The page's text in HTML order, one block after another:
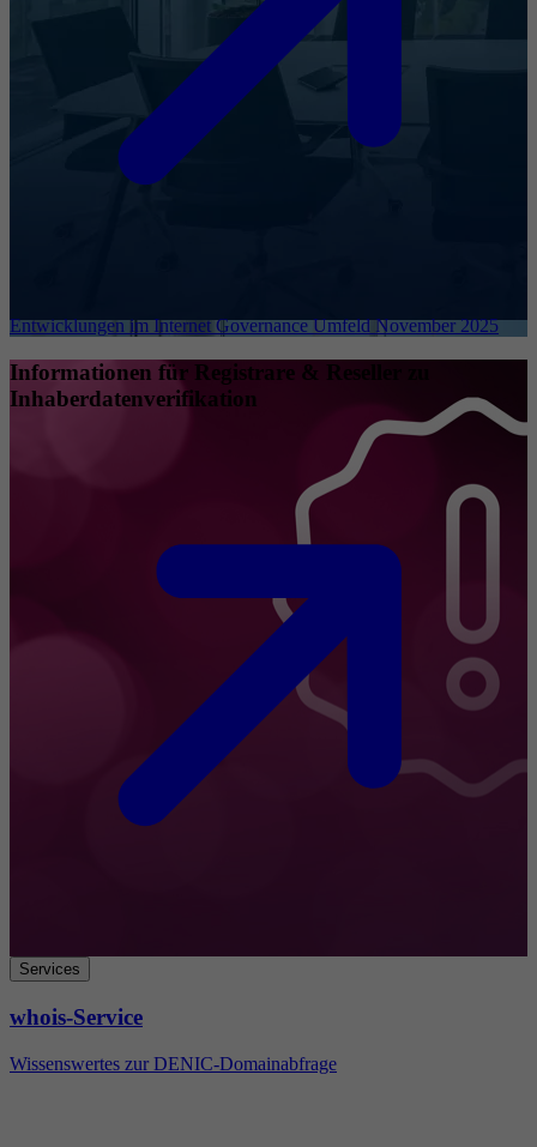
Entwicklungen im Internet Governance Umfeld November 2025
Informationen für Registrare & Reseller zu
Inhaberdatenverifikation
Services
whois-Service
Wissenswertes zur DENIC-Domainabfrage